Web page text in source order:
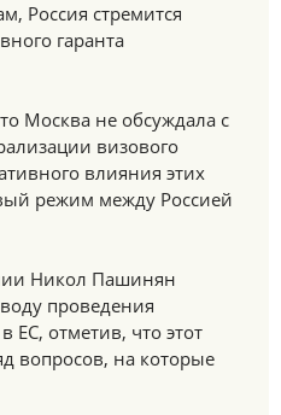
Россия стремится
гаранта
Москва не обсуждала с
визового
влияния этих
режим между Россией
Никол Пашинян
проведения
ЕС, отметив, что этот
вопросов, на которые